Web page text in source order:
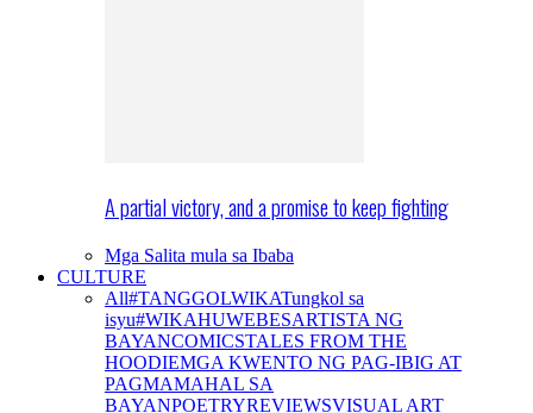
A partial victory, and a promise to keep fighting
Mga Salita mula sa Ibaba
CULTURE
All#TANGGOLWIKATungkol sa
isyu#WIKAHUWEBESARTISTA NG
BAYANCOMICSTALES FROM THE
HOODIEMGA KWENTO NG PAG-IBIG AT
PAGMAMAHAL SA
BAYANPOETRYREVIEWSVISUAL ART